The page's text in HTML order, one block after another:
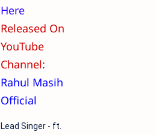
Here
Released On
YouTube
Channel:
Rahul Masih
Official
Lead Singer - ft.